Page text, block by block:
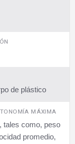
de plástico
MÁXIMA
tales como, peso
promedio,